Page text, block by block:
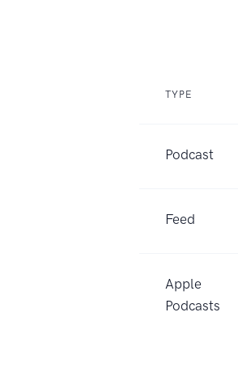
TYPE
Podcast
Feed
Apple
Podcasts